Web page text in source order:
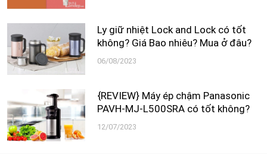
Ly giữ nhiệt Lock and Lock có tốt
không? Giá Bao nhiêu? Mua ở đâu?
06/08/2023
{REVIEW} Máy ép chậm Panasonic
PAVH-MJ-L500SRA có tốt không?
12/07/2023